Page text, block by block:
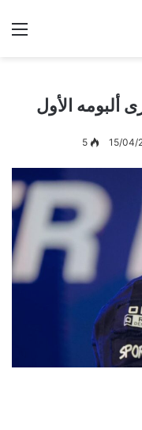
ألبومه الأول
15/04/
5